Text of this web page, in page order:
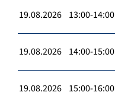
19.08.2026 13:00-14:00
19.08.2026 14:00-15:00
19.08.2026 15:00-16:00